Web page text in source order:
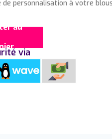
de personnalisation à votre
au
via